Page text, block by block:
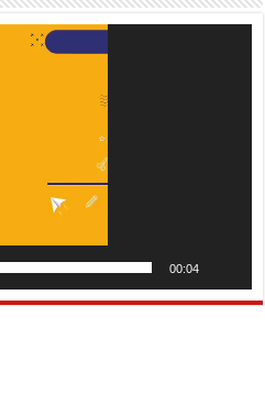
00:04